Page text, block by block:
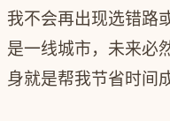
我不会再出现选错路
是一线城市，未来必
身就是帮我节省时间